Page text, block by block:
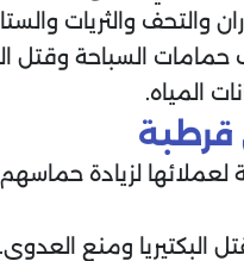
والثريات
السباحة وقتل
المياه.
لعملائها لزيادة
البكتيريا ومنع العدوى.